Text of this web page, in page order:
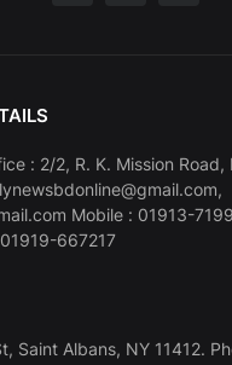
: 2/2, R. K. Mission
Mobile : 01913-
667217
Saint Albans, NY 11412.